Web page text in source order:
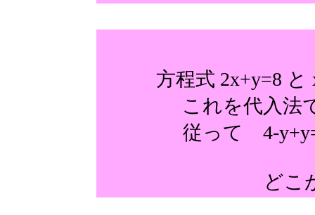
方程式 2x+y=8
これを代入法
従って 4-
どこ